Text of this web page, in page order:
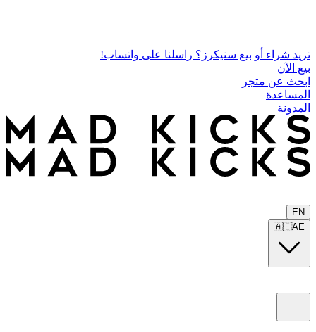
تريد شراء أو بيع سنيكرز؟ راسلنا على واتساب!
بيع الآن|
ابحث عن متجر |
المساعدة|
المدونة
EN
🇦🇪AE